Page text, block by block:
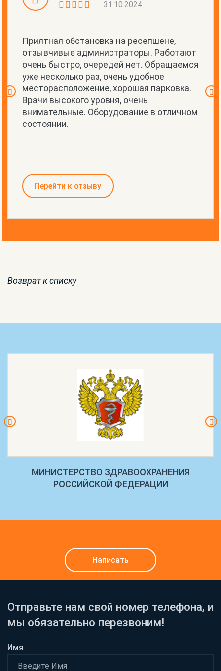
31.10.2024
Приятная обстановка на ресепшене,
отзывчивые администраторы. Работают
очень быстро, очередей нет. Обращаемся
уже несколько раз, очень удобное
месторасположение, хорошая парковка.
Врачи высокого уровня, очень
внимательные. Оборудование в отличном
состоянии.
Перейти к отзыву
Возврат к списку
МИНИСТЕРСТВО ЗДРАВООХРАНЕНИЯ
РОССИЙСКОЙ ФЕДЕРАЦИИ
Написать
Отправьте нам свой номер телефона, и
мы обязательно перезвоним!
Имя